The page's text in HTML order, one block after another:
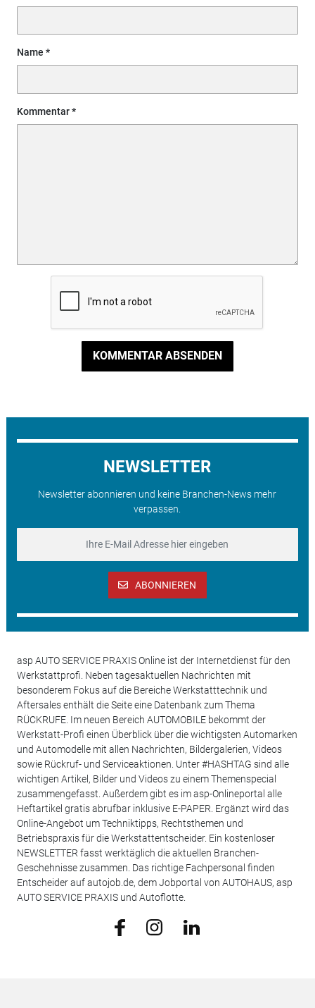
Name
Kommentar
KOMMENTAR ABSENDEN
NEWSLETTER
Newsletter abonnieren und keine Branchen-News mehr
verpassen.
ABONNIEREN
asp AUTO SERVICE PRAXIS Online ist der Internetdienst für den
Werkstattprofi. Neben tagesaktuellen Nachrichten mit
besonderem Fokus auf die Bereiche Werkstatttechnik und
Aftersales enthält die Seite eine Datenbank zum Thema
RÜCKRUFE. Im neuen Bereich AUTOMOBILE bekommt der
Werkstatt-Profi einen Überblick über die wichtigsten Automarken
und Automodelle mit allen Nachrichten, Bildergalerien, Videos
sowie Rückruf- und Serviceaktionen. Unter #HASHTAG sind alle
wichtigen Artikel, Bilder und Videos zu einem Themenspecial
zusammengefasst. Außerdem gibt es im asp-Onlineportal alle
Heftartikel gratis abrufbar inklusive E-PAPER. Ergänzt wird das
Online-Angebot um Techniktipps, Rechtsthemen und
Betriebspraxis für die Werkstattentscheider. Ein kostenloser
NEWSLETTER fasst werktäglich die aktuellen Branchen-
Geschehnisse zusammen. Das richtige Fachpersonal finden
Entscheider auf autojob.de, dem Jobportal von AUTOHAUS, asp
AUTO SERVICE PRAXIS und Autoflotte.